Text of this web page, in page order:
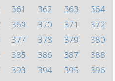
361 362 363
364
369 370 371
372
377 378 379
380
385 386 387
388
393 394 395
396